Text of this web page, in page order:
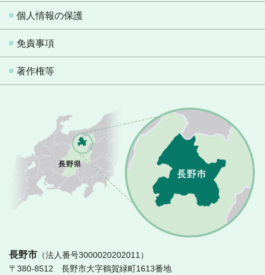
個人情報の保護
免責事項
著作権等
長野市 （法人番号3000020202011）
〒380-8512 長野市大字鶴賀緑町1613番地